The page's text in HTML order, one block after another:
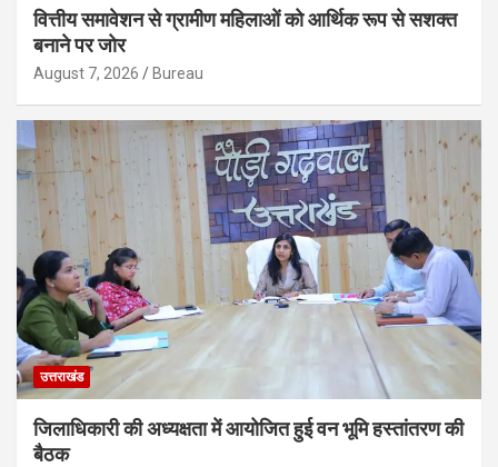
वित्तीय समावेशन से ग्रामीण महिलाओं को आर्थिक रूप से सशक्त
बनाने पर जोर
August 7, 2026 Bureau
उत्तराखंड
जिलाधिकारी की अध्यक्षता में आयोजित हुई वन भूमि हस्तांतरण की
बैठक